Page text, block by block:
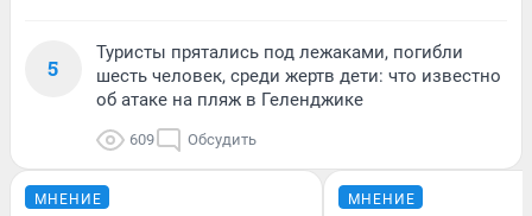
5
Туристы прятались под лежаками, погибли
шесть человек, среди жертв дети: что известно
об атаке на пляж в Геленджике
609 Обсудить
МНЕНИЕ МНЕНИЕ